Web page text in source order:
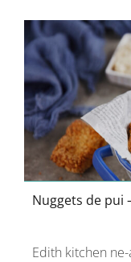
Nuggets de pui
Edith kitchen